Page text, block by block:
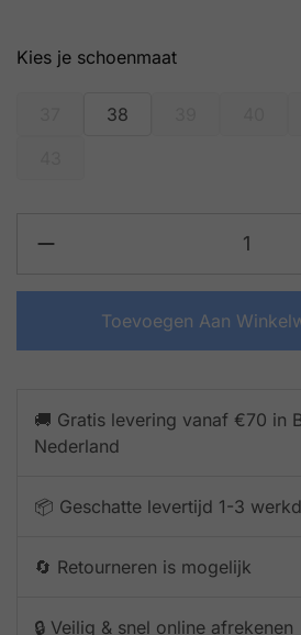
schoenmaat
38
Toevoegen Aan
🚚 Gratis levering vanaf €70 in
Nederland
📦 Geschatte levertijd 1-3
🔄 Retourneren is mogelijk
🔒 Veilig & snel online afrekenen